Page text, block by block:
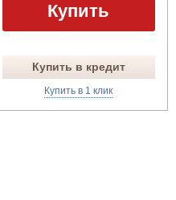
Купить
Купить в кредит
Купить в 1 клик